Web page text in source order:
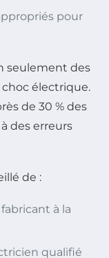
pour
seulement des
choc électrique.
de 30 % des
des erreurs
de :
à la
qualifié